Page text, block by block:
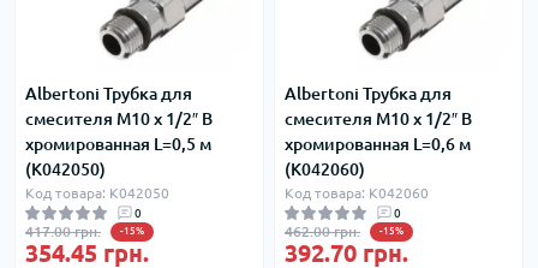
Albertoni Трубка для
смесителя М10 х 1/2″ В
хромированная L=0,5 м
(K042050)
Код товара: K042050
0
417.00 грн. -15%
354.45 грн.
Albertoni Трубка для
смесителя М10 х 1/2″ В
хромированная L=0,6 м
(K042060)
Код товара: K042060
0
462.00 грн. -15%
392.70 грн.